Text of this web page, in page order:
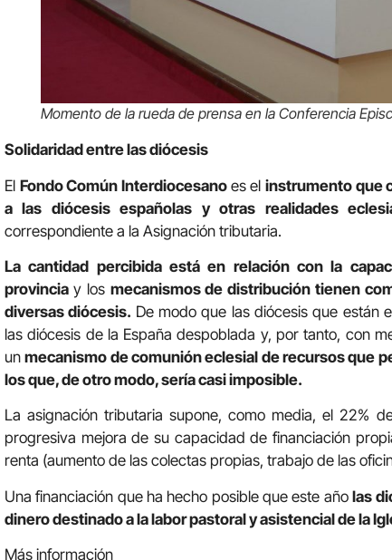
Momento de la rueda de prensa en la Conferencia
Solidaridad entre las diócesis
El Fondo Común Interdiocesano es el instrumento que
a las diócesis españolas y otras realidades
correspondiente a la Asignación tributaria.
La cantidad percibida está en relación con la
provincia y los mecanismos de distribución tienen
diversas diócesis. De modo que las diócesis que están
las diócesis de la España despoblada y, por tanto, con
unmecanismo de comunión eclesial de recursos que
los que, de otro modo, sería casi imposible.
La asignación tributaria supone, como media, el 22%
progresiva mejora de su capacidad de financiación
renta (aumento de las colectas propias, trabajo de las
Una financiación que ha hecho posible que este añolas
dinero destinado a la labor pastoral y asistencial de la
Más información